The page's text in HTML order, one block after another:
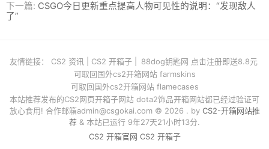
下一篇: CSGO今日更新重点提高人物可见性的说明：“发现敌人
了”
友情链接： CS2 资讯 CS2 开箱子
88dog钥匙网 点击注册即送8.8元
可取回国外cs2开箱网站 farmskins
可取回国外cs2开箱网站 flamecases
本站推荐发布的CS2网页开箱子网站 dota2饰品开箱网站都已经过验证可
放心食用! 合作邮箱admin@csgokai.com© 2026 . by CS2-开箱网站推
荐 & 本站已运行 9年27天21小时13分.
CS2 开箱官网 CS2 开箱子